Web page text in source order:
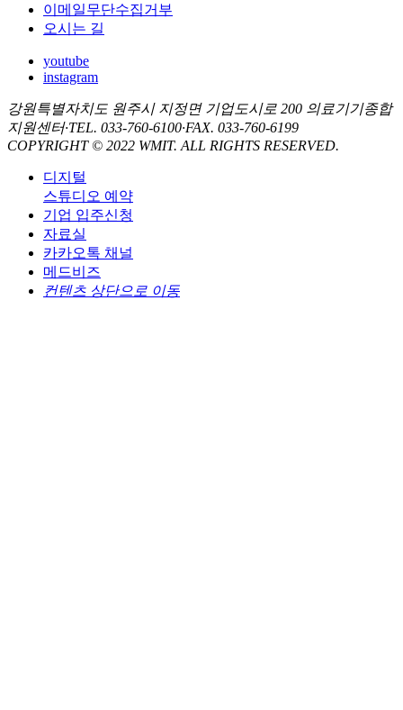
이메일무단수집거부
오시는 길
youtube
instagram
강원특별자치도 원주시 지정면 기업도시로 200 의료기기종합
지원센터·TEL. 033-760-6100·FAX. 033-760-6199
COPYRIGHT © 2022 WMIT. ALL RIGHTS RESERVED.
디지털
스튜디오 예약
기업 입주신청
자료실
카카오톡 채널
메드비즈
컨텐츠 상단으로 이동